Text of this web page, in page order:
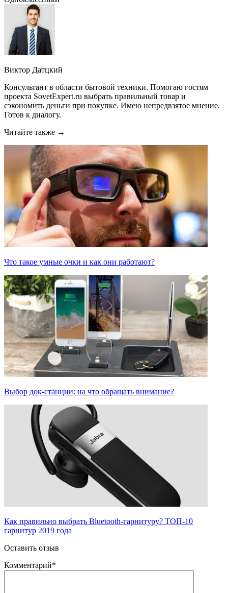
Виктор Датцкий
Консультант в области бытовой техники. Помогаю гостям
проекта SovetExpert.ru выбрать правильный товар и
сэкономить деньги при покупке. Имею непредвзятое мнение.
Готов к диалогу.
Читайте также →
Что такое умные очки и как они работают?
Выбор док-станции: на что обращать внимание?
Как правильно выбрать Bluetooth-гарнитуру? ТОП-10
гарнитур 2019 года
Оставить отзыв
Комментарий*